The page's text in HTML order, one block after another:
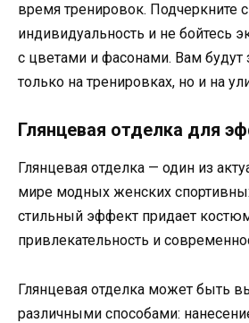
время тренировок. Подчеркните
индивидуальность и не бойтесь
с цветами и фасонами. Вам будут
только на тренировках, но и на
Глянцевая отделка для
Глянцевая отделка — один из
мире модных женских
стильный эффект придает
привлекательность и
Глянцевая отделка может быть
различными способами: